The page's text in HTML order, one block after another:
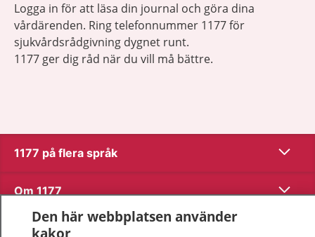
Logga in för att läsa din journal och göra dina
vårdärenden. Ring telefonnummer 1177 för
sjukvårdsrådgivning dygnet runt.
1177 ger dig råd när du vill må bättre.
1177 på flera språk Visa
Om 1177 Visa
Kontakt
Den här webbplatsen använder
kakor